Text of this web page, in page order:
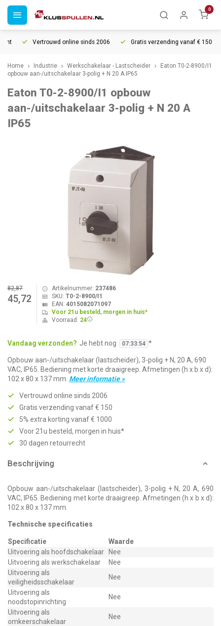
0
Vertrouwd online sinds 2006 Gratis verzending vanaf € 150
Home Industrie Werkschakelaar - Lastscheider
Eaton T0-2-8900/I1
opbouw aan-/uitschakelaar 3-polig + N 20 A IP65
Eaton T0-2-8900/I1 opbouw
aan-/uitschakelaar 3-polig + N 20 A
IP65
82,87
45,72
Artikelnummer: 237486
SKU: T0-2-8900/I1
EAN: 4015082071097
Voor 21u besteld, morgen in huis*
Voorraad: 24
Vandaag verzonden? Je hebt nog 07:33:54 *
Opbouw aan-/uitschakelaar (lastscheider), 3-polig + N, 20 A, 690
VAC, IP65. Bediening met korte draaigreep. Afmetingen (h x b x d):
102 x 80 x 137 mm. Meer informatie »
Vertrouwd online sinds 2006
Gratis verzending vanaf € 150
5% extra korting vanaf € 1000
Voor 21u besteld, morgen in huis*
30 dagen retourrecht
Beschrijving
Opbouw aan-/uitschakelaar (lastscheider), 3-polig + N, 20 A, 690
VAC, IP65. Bediening met korte draaigreep. Afmetingen (h x b x d):
102 x 80 x 137 mm.
Technische specificaties
Specificatie
Waarde
Uitvoering als hoofdschakelaar
Nee
Uitvoering als werkschakelaar
Nee
Uitvoering als
veiligheidsschakelaar
Nee
Uitvoering als
noodstopinrichting
Nee
Uitvoering als
omkeerschakelaar
Nee